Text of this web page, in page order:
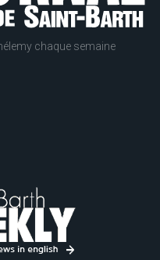
chaque semaine